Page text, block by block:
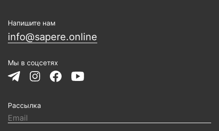
Напишите нам
info@sapere.online
Мы в соцсетях
Рассылка